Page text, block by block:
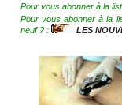
Pour vous abonner à la
Pour vous abonner à la
neuf ? :
LES